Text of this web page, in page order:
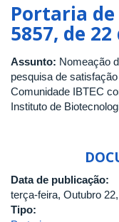
Portaria de
5857, de
Assunto: Nomeação
pesquisa de
Comunidade IBTEC
Instituto de
Data de publicação:
terça-feira, Outubro
Tipo: